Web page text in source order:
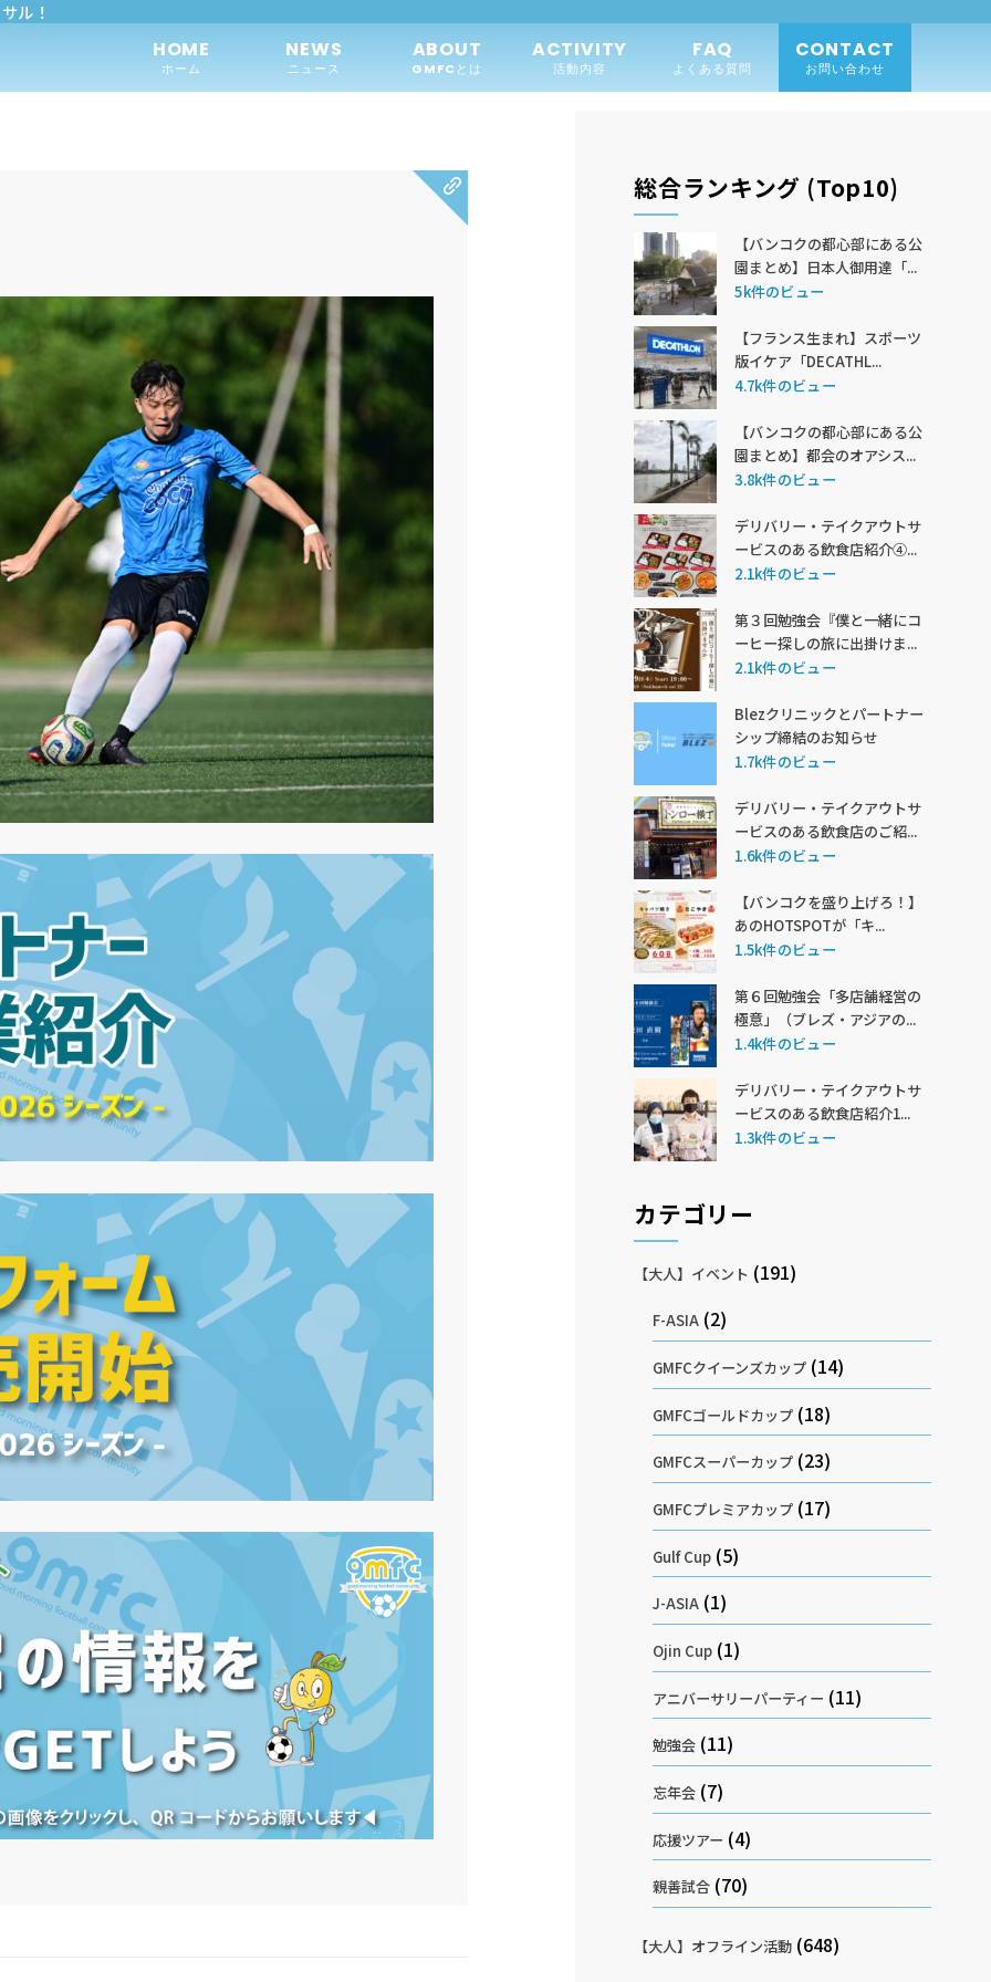
ル！
HOME
ホーム
NEWS
ニュース
ABOUT
GMFCとは
ACTIVITY
活動内容
FAQ
よくある質問
CONTACT
お問い合わせ
総合ランキング (Top10)
【バンコクの都心部にある公
園まとめ】日本人御用達「...
5k件のビュー
【フランス生まれ】スポーツ
版イケア「DECATHL...
4.7k件のビュー
【バンコクの都心部にある公
園まとめ】都会のオアシス...
3.8k件のビュー
デリバリー・テイクアウトサ
ービスのある飲食店紹介④...
2.1k件のビュー
第３回勉強会『僕と一緒にコ
ーヒー探しの旅に出掛けま...
2.1k件のビュー
Blezクリニックとパートナー
シップ締結のお知らせ
1.7k件のビュー
デリバリー・テイクアウトサ
ービスのある飲食店のご紹...
1.6k件のビュー
【バンコクを盛り上げろ！】
あのHOTSPOTが「キ...
1.5k件のビュー
第６回勉強会「多店舗経営の
極意」（ブレズ・アジアの...
1.4k件のビュー
デリバリー・テイクアウトサ
ービスのある飲食店紹介1...
1.3k件のビュー
カテゴリー
【大人】イベント (191)
F-ASIA(2)
GMFCクイーンズカップ(14)
GMFCゴールドカップ(18)
GMFCスーパーカップ(23)
GMFCプレミアカップ(17)
Gulf Cup(5)
J-ASIA(1)
Ojin Cup(1)
アニバーサリーパーティー (11)
勉強会(11)
忘年会(7)
応援ツアー (4)
親善試合(70)
【大人】オフライン活動 (648)